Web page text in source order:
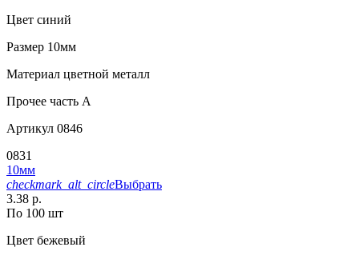
Цвет синий
Размер 10мм
Материал цветной металл
Прочее часть A
Артикул 0846
0831
10мм
checkmark_alt_circleВыбрать
3.38 р.
По 100 шт
Цвет бежевый